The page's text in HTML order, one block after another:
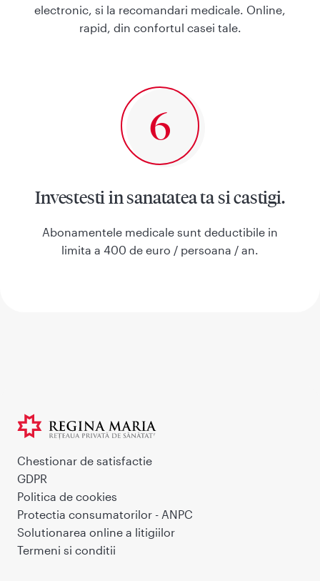
electronic, si la recomandari medicale. Online,
rapid, din confortul casei tale.
Investesti in sanatatea ta si castigi.
Abonamentele medicale sunt deductibile in
limita a 400 de euro / persoana / an.
Chestionar de satisfactie
GDPR
Politica de cookies
Protectia consumatorilor - ANPC
Solutionarea online a litigiilor
Termeni si conditii